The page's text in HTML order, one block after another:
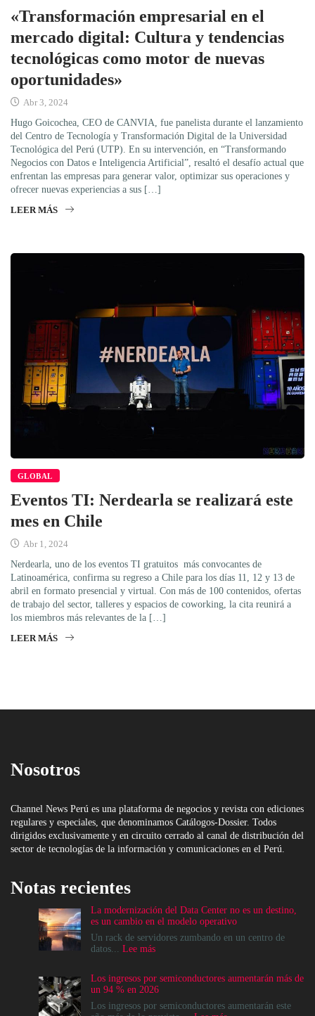
«Transformación empresarial en el
mercado digital: Cultura y tendencias
tecnológicas como motor de nuevas
oportunidades»
Abr 3, 2024
Hugo Goicochea, CEO de CANVIA, fue panelista durante el lanzamiento
del Centro de Tecnología y Transformación Digital de la Universidad
Tecnológica del Perú (UTP). En su intervención, en “Transformando
Negocios con Datos e Inteligencia Artificial”, resaltó el desafío actual que
enfrentan las empresas para generar valor, optimizar sus operaciones y
ofrecer nuevas experiencias a sus […]
LEER MÁS
GLOBAL
Eventos TI: Nerdearla se realizará este
mes en Chile
Abr 1, 2024
Nerdearla, uno de los eventos TI gratuitos más convocantes de
Latinoamérica, confirma su regreso a Chile para los días 11, 12 y 13 de
abril en formato presencial y virtual. Con más de 100 contenidos, ofertas
de trabajo del sector, talleres y espacios de coworking, la cita reunirá a
los miembros más relevantes de la […]
LEER MÁS
Nosotros
Channel News Perú es una plataforma de negocios y revista con ediciones
regulares y especiales, que denominamos Catálogos-Dossier. Todos
dirigidos exclusivamente y en circuito cerrado al canal de distribución del
sector de tecnologías de la información y comunicaciones en el Perú.
Notas recientes
La modernización del Data Center no es un destino,
es un cambio en el modelo operativo
Un rack de servidores zumbando en un centro de
datos... Lee más:
del
Data
Center
Los ingresos por semiconductores aumentarán más de
un 94 % en 2026
Los ingresos por semiconductores aumentarán este